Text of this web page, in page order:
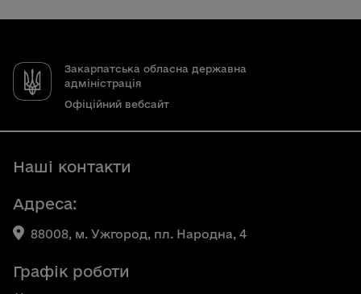
Закарпатська обласна державна
адміністрація
Офіційний вебсайт
Наші контакти
Адреса:
88008, м. Ужгород, пл. Народна, 4
Графік роботи